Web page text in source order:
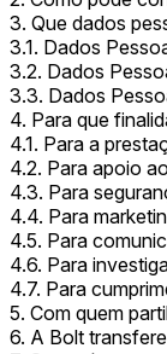
3. Que dados
3.1. Dados
3.2. Dados
3.3. Dados
4. Para que
4.1. Para a
4.2. Para apoio
4.3. Para
4.4. Para
4.5. Para
4.6. Para
4.7. Para
5. Com quem
6. A Bolt